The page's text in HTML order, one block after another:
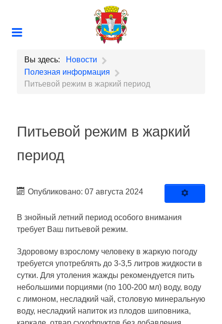
Вы здесь:
Новости
Полезная информация
Питьевой режим в жаркий период
Питьевой режим в жаркий
период
Опубликовано: 07 августа 2024
В знойный летний период особого внимания
требует Ваш питьевой режим.
Здоровому взрослому человеку в жаркую погоду
требуется употреблять до 3-3,5 литров жидкости в
сутки. Для утоления жажды рекомендуется пить
небольшими порциями (по 100-200 мл) воду, воду
с лимоном, несладкий чай, столовую минеральную
воду, несладкий напиток из плодов шиповника,